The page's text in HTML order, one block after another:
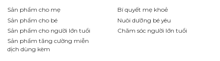
Sản phẩm cho mẹ
Sản phẩm cho bé
Sản phẩm cho người lớn tuổi
Sản phẩm tăng cường miễn
dịch dùng kèm
Bí quyết mẹ khoẻ
Nuôi dưỡng bé yêu
Chăm sóc người lớn tuổi